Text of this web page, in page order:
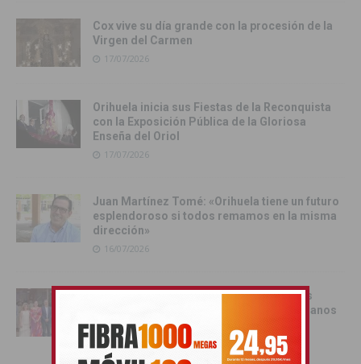
Cox vive su día grande con la procesión de la
Virgen del Carmen
17/07/2026
Orihuela inicia sus Fiestas de la Reconquista
con la Exposición Pública de la Gloriosa
Enseña del Oriol
17/07/2026
Juan Martínez Tomé: «Orihuela tiene un futuro
esplendoroso si todos remamos en la misma
dirección»
16/07/2026
Orihuela recibe oficialmente a los cargos
festeros de las Fiestas de Moros y Cristianos
2026
16/07/2026